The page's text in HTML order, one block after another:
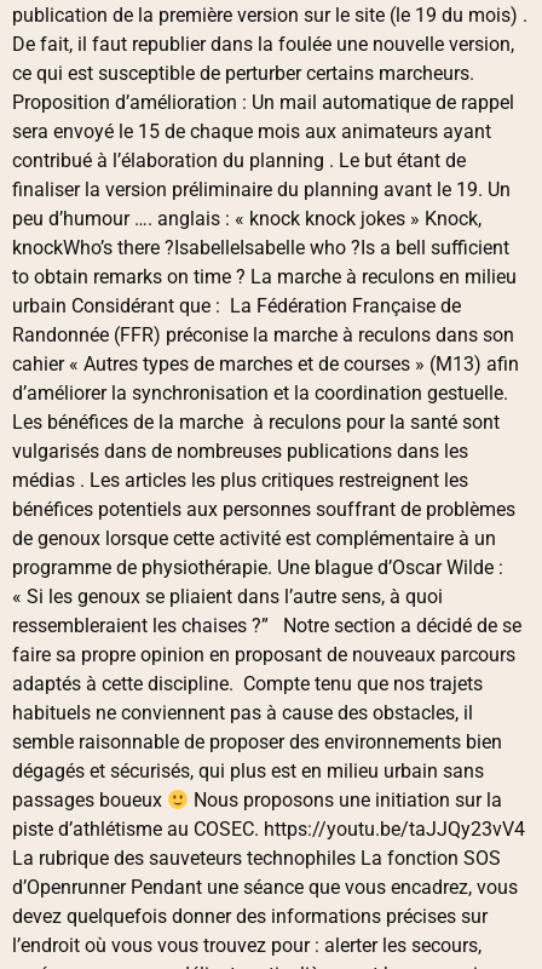
publication de la première version sur le site (le 19 du mois) .
De fait, il faut republier dans la foulée une nouvelle version,
ce qui est susceptible de perturber certains marcheurs.
Proposition d’amélioration : Un mail automatique de rappel
sera envoyé le 15 de chaque mois aux animateurs ayant
contribué à l’élaboration du planning . Le but étant de
finaliser la version préliminaire du planning avant le 19. Un
peu d’humour …. anglais : « knock knock jokes » Knock,
knockWho’s there ?IsabelleIsabelle who ?Is a bell sufficient
to obtain remarks on time ? La marche à reculons en milieu
urbain Considérant que : La Fédération Française de
Randonnée (FFR) préconise la marche à reculons dans son
cahier « Autres types de marches et de courses » (M13) afin
d’améliorer la synchronisation et la coordination gestuelle.
Les bénéfices de la marche à reculons pour la santé sont
vulgarisés dans de nombreuses publications dans les
médias . Les articles les plus critiques restreignent les
bénéfices potentiels aux personnes souffrant de problèmes
de genoux lorsque cette activité est complémentaire à un
programme de physiothérapie. Une blague d’Oscar Wilde :
« Si les genoux se pliaient dans l’autre sens, à quoi
ressembleraient les chaises ?” Notre section a décidé de se
faire sa propre opinion en proposant de nouveaux parcours
adaptés à cette discipline. Compte tenu que nos trajets
habituels ne conviennent pas à cause des obstacles, il
semble raisonnable de proposer des environnements bien
dégagés et sécurisés, qui plus est en milieu urbain sans
passages boueux
Nous proposons une initiation sur la
piste d’athlétisme au COSEC. https://youtu.be/taJJQy23vV4
La rubrique des sauveteurs technophiles La fonction SOS
d’Openrunner Pendant une séance que vous encadrez, vous
devez quelquefois donner des informations précises sur
l’endroit où vous vous trouvez pour : alerter les secours,